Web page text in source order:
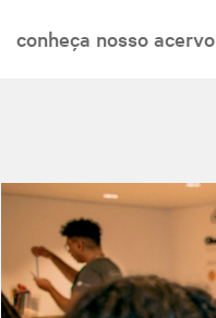
conheça nosso acervo